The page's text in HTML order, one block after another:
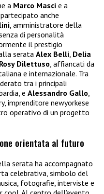
a Marco Masci e a
anche
, amministratore della
di personalità
il prestigio
serataAlex Belli, Delia
Rosy Dilettuso, affiancati da
e internazionale. Tra
tra i principali
e Alessandro Gallo,
imprenditore newyorkese
operativo di un progetto
orientata al futuro
serata ha accompagnato
celebrativa, simbolo del
fotografie, interviste e